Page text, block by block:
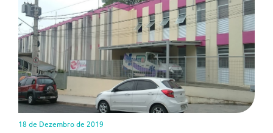
18 de Dezembro de 2019